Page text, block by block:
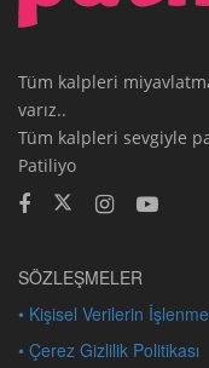
Tüm kalpleri
varız..
Tüm kalpleri sevgiyle
Patiliyo
SÖZLEŞMELER
• Kişisel Verilerin
• Çerez Gizlilik Politikası